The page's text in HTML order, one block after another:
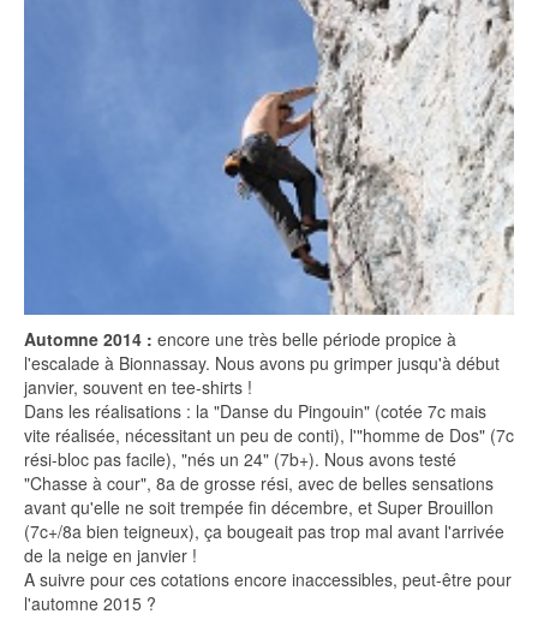
Automne 2014 : encore une très belle période propice à
l'escalade à Bionnassay. Nous avons pu grimper jusqu'à début
janvier, souvent en tee-shirts !
Dans les réalisations : la "Danse du Pingouin" (cotée 7c mais
vite réalisée, nécessitant un peu de conti), l'"homme de Dos" (7c
rési-bloc pas facile), "nés un 24" (7b+). Nous avons testé
"Chasse à cour", 8a de grosse rési, avec de belles sensations
avant qu'elle ne soit trempée fin décembre, et Super Brouillon
(7c+/8a bien teigneux), ça bougeait pas trop mal avant l'arrivée
de la neige en janvier !
A suivre pour ces cotations encore inaccessibles, peut-être pour
l'automne 2015 ?